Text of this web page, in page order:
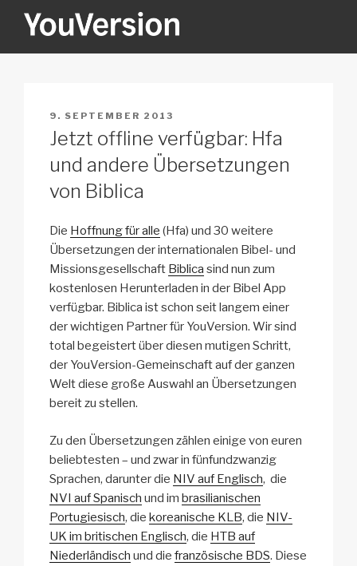
Inhalt
YOUVERSION
VERÖFFENTLICHT
AM
9. SEPTEMBER 2013
Jetzt offline verfügbar: Hfa
und andere Übersetzungen
von Biblica
Die Hoffnung für alle (Hfa) und 30 weitere
Übersetzungen der internationalen Bibel- und
Missionsgesellschaft Biblica sind nun zum
kostenlosen Herunterladen in der Bibel App
verfügbar. Biblica ist schon seit langem einer
der wichtigen Partner für YouVersion. Wir sind
total begeistert über diesen mutigen Schritt,
der YouVersion-Gemeinschaft auf der ganzen
Welt diese große Auswahl an Übersetzungen
bereit zu stellen.
Zu den Übersetzungen zählen einige von euren
beliebtesten – und zwar in fünfundzwanzig
Sprachen, darunter die NIV auf Englisch, die
NVI auf Spanisch und im brasilianischen
Portugiesisch, die koreanische KLB, die NIV-
UK im britischen Englisch, die HTB auf
Niederländisch und die französische BDS. Diese